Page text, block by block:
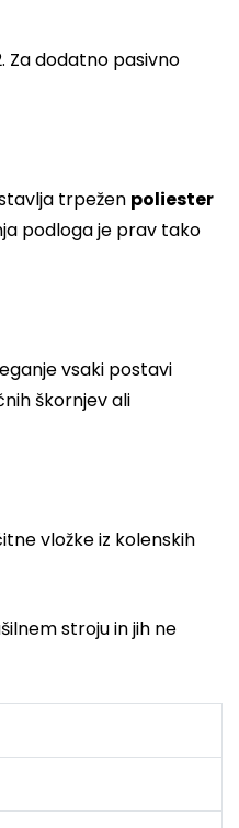
Za dodatno pasivno
trpežen poliester
podloga je prav tako
vsaki postavi
škornjev ali
vložke iz kolenskih
stroju in jih ne